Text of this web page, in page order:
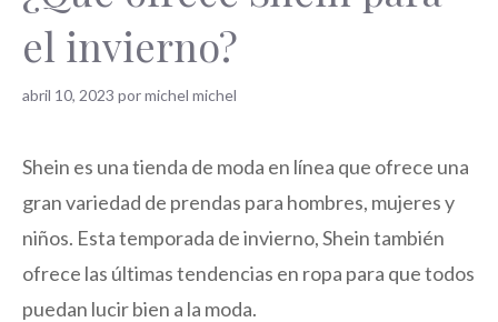
el invierno?
abril 10, 2023 pormichel michel
Shein es una tienda de moda en línea que ofrece una
gran variedad de prendas para hombres, mujeres y
niños. Esta temporada de invierno, Shein también
ofrece las últimas tendencias en ropa para que todos
puedan lucir bien a la moda.